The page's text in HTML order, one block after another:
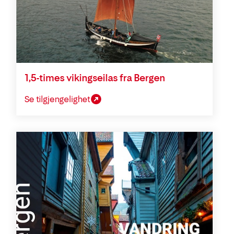
1,5-times vikingseilas fra Bergen
Se tilgjengelighet